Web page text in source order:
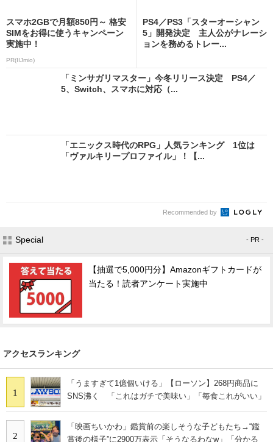
スマホ2GBで月額850円～ 格安
SIMをお得に使うキャンペーン
実施中！
PR(IIJmio)
PS4／PS3「スターオーシャン
5」開発決定 主人公がナレーシ
ョンを務めるトレー...
「ミンサガリマスター」今冬リリース決定 PS4／
5、Switch、スマホに対応（...
「エニックス時代のRPG」人気ランキング 1位は
「ヴァルキリープロファイル」！【...
Recommended by
Special - PR -
【抽選で5,000円分】Amazonギフトカードが
当たる！読者アンケート実施中
アクセスランキング
1
「うますぎて1億個いける」【ローソン】268円商品に
SNS沸く 「これはガチで美味い」「毎食これがいい」
2
「映画ちいかわ」鑑賞前の楽しそうな子どもたち→“鑑
賞後の様子”に2900万表示「そうなるわなw」「分かる